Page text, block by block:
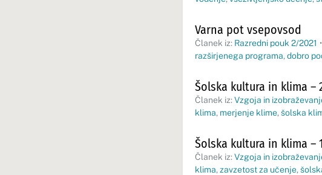
Varna pot vsepovsod
Članek iz: Razredni pouk 2/2021 •
razširjenega programa, dobro
Šolska kultura in klima –
Članek iz: Vzgoja in
klima, merjenje klime, šolska
Šolska kultura in klima –
Članek iz: Vzgoja in
klima, zavzetost za učenje,